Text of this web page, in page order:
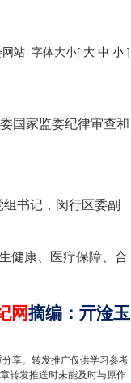
网站 字体大小[ 大 中 小 ]
国家监委纪律审查和
书记，闵行区委副
健康、医疗保障、合
网摘编 ： 亓淦玉
享。转发推广仅供学习参考
转发推送时未能及时与原作